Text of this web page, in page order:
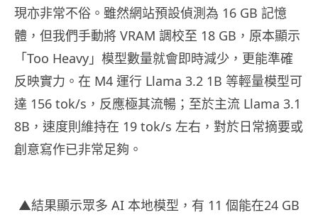
現亦非常不俗。雖然網站預設偵測為 16 GB 記憶
體，但我們手動將 VRAM 調校至 18 GB，原本顯示
「Too Heavy」模型數量就會即時減少，更能準確
反映實力。在 M4 運行 Llama 3.2 1B 等輕量模型可
達 156 tok/s，反應極其流暢；至於主流 Llama 3.1
8B，速度則維持在 19 tok/s 左右，對於日常摘要或
創意寫作已非常足夠。
▲結果顯示眾多 AI 本地模型，有 11 個能在24 GB